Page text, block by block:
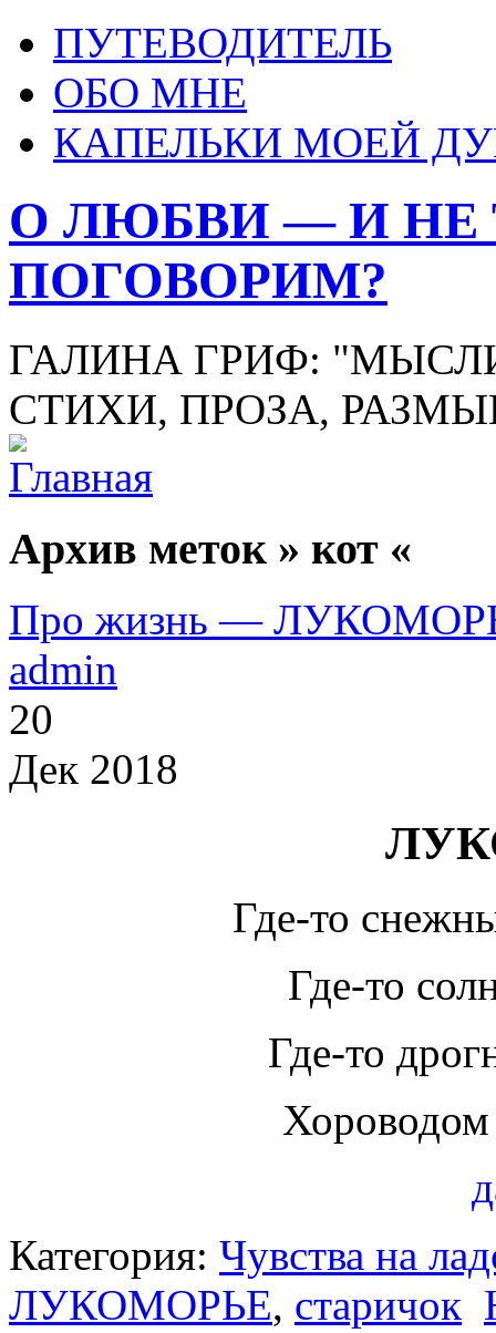
ПУТЕВОДИТЕЛЬ
ОБО МНЕ
КАПЕЛЬКИ МОЕЙ
О ЛЮБВИ — И НЕ
ПОГОВОРИМ?
ГАЛИНА ГРИФ:
СТИХИ, ПРОЗА,
Архив меток » кот «
Про жизнь —
admin
20
Дек 2018
Где-то
Где-то
Где-то
Категория: Чувства на
ЛУКОМОРЬЕ, старичок